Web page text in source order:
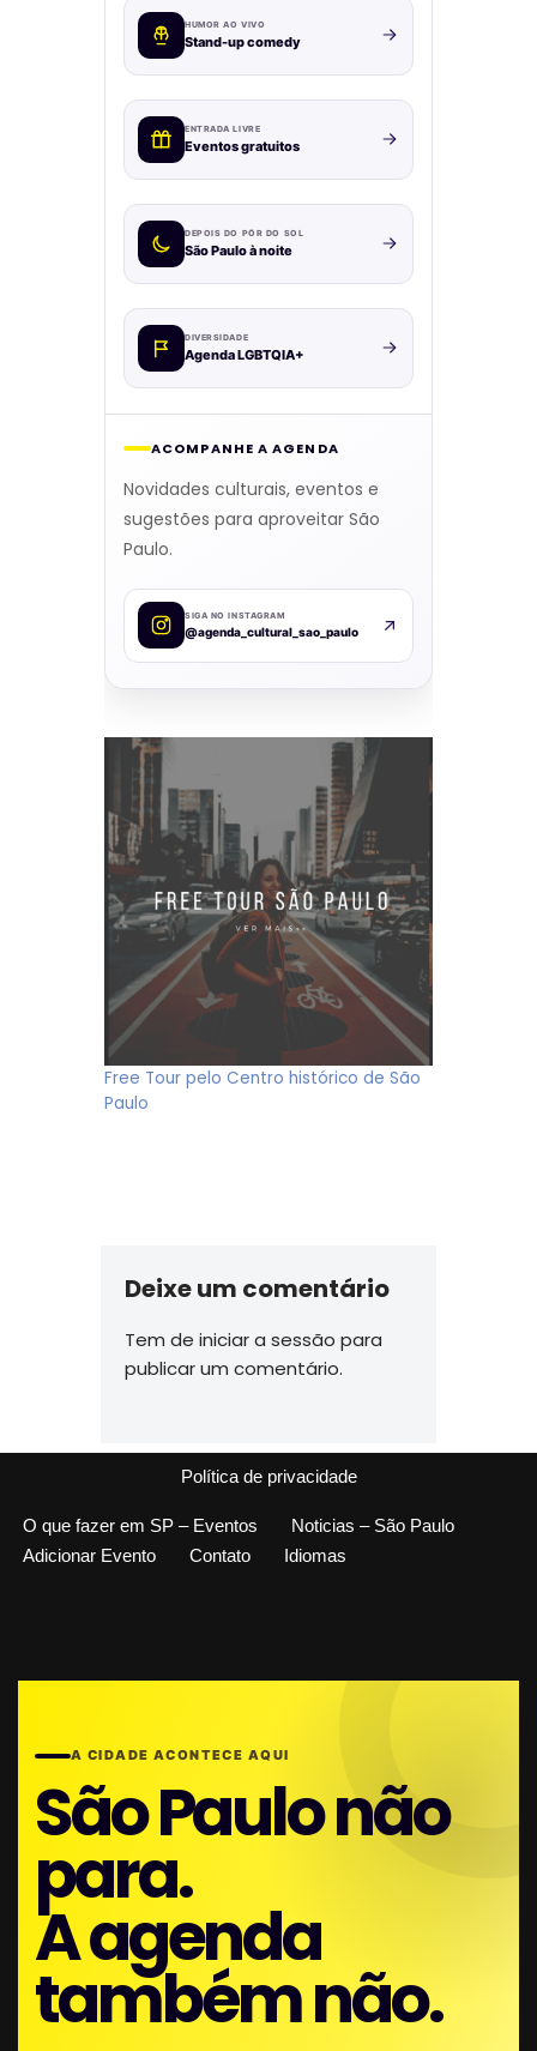
HUMOR AO VIVO
Stand-up comedy
ENTRADA LIVRE
Eventos gratuitos
DEPOIS DO PÔR DO SOL
São Paulo à noite
DIVERSIDADE
Agenda LGBTQIA+
ACOMPANHE A AGENDA
Novidades culturais, eventos e
sugestões para aproveitar São
Paulo.
SIGA NO INSTAGRAM
@agenda_cultural_sao_paulo
Free Tour pelo Centro histórico de São
Paulo
Deixe um comentário
Tem de iniciar a sessão para
publicar um comentário.
Política de privacidade
O que fazer em SP – Eventos
Noticias – São Paulo
Adicionar Evento
Contato Idiomas
A CIDADE ACONTECE AQUI
São Paulo não
para.
A agenda
também não.